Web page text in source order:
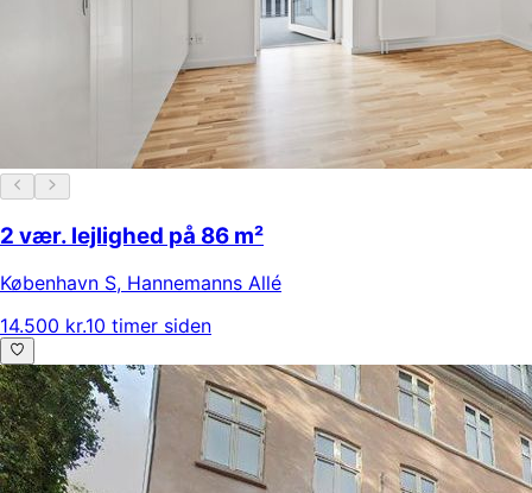
2 vær. lejlighed på 86 m²
København S, Hannemanns Allé
14.500 kr.10 timer siden